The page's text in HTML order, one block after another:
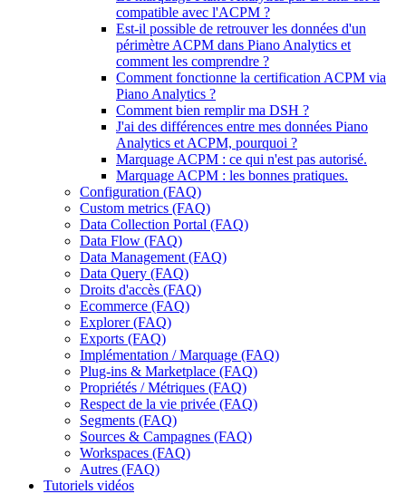
compatible avec l'ACPM ?
Est-il possible de retrouver les données d'un
périmètre ACPM dans Piano Analytics et
comment les comprendre ?
Comment fonctionne la certification ACPM via
Piano Analytics ?
Comment bien remplir ma DSH ?
J'ai des différences entre mes données Piano
Analytics et ACPM, pourquoi ?
Marquage ACPM : ce qui n'est pas autorisé.
Marquage ACPM : les bonnes pratiques.
Configuration (FAQ)
Custom metrics (FAQ)
Data Collection Portal (FAQ)
Data Flow (FAQ)
Data Management (FAQ)
Data Query (FAQ)
Droits d'accès (FAQ)
Ecommerce (FAQ)
Explorer (FAQ)
Exports (FAQ)
Implémentation / Marquage (FAQ)
Plug-ins & Marketplace (FAQ)
Propriétés / Métriques (FAQ)
Respect de la vie privée (FAQ)
Segments (FAQ)
Sources & Campagnes (FAQ)
Workspaces (FAQ)
Autres (FAQ)
Tutoriels vidéos